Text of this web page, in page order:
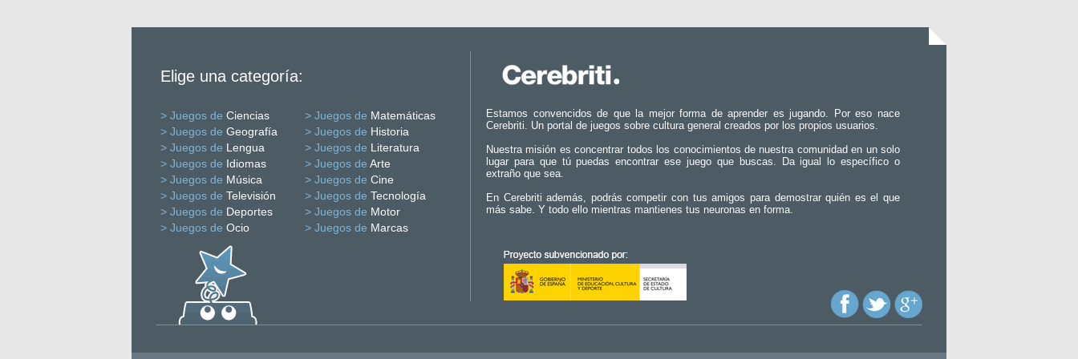
Elige una categoría:
> Juegos de Ciencias > Juegos de Matemáticas
> Juegos de Geografía > Juegos de Historia
> Juegos de Lengua > Juegos de Literatura
> Juegos de Idiomas > Juegos de Arte
> Juegos de Música > Juegos de Cine
> Juegos de Televisión > Juegos de Tecnología
> Juegos de Deportes > Juegos de Motor
> Juegos de Ocio > Juegos de Marcas
Estamos convencidos de que la mejor forma de aprender es jugando. Por eso nace
Cerebriti. Un portal de juegos sobre cultura general creados por los propios usuarios.
Nuestra misión es concentrar todos los conocimientos de nuestra comunidad en un solo
lugar para que tú puedas encontrar ese juego que buscas. Da igual lo específico o
extraño que sea.
En Cerebriti además, podrás competir con tus amigos para demostrar quién es el que
más sabe. Y todo ello mientras mantienes tus neuronas en forma.